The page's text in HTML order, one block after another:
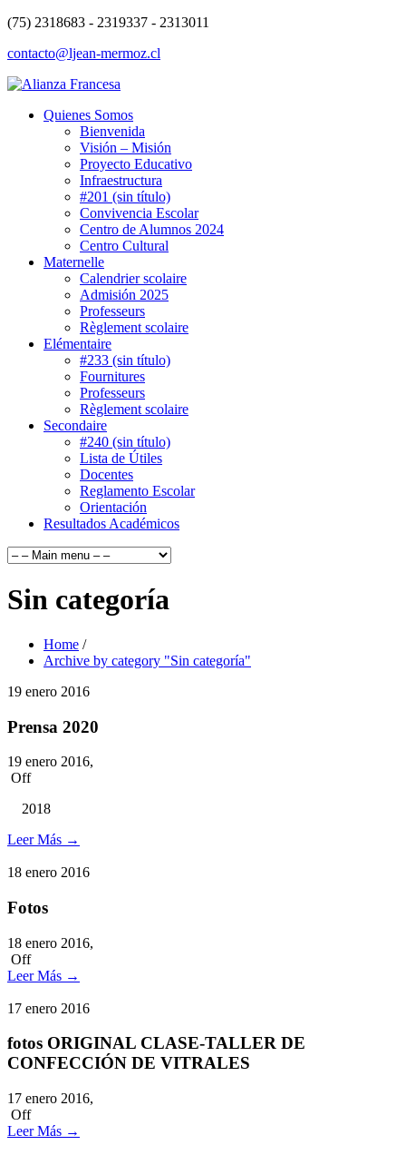
(75) 2318683 - 2319337 - 2313011
contacto@ljean-mermoz.cl
Quienes Somos
Bienvenida
Visión – Misión
Proyecto Educativo
Infraestructura
#201 (sin título)
Convivencia Escolar
Centro de Alumnos 2024
Centro Cultural
Maternelle
Calendrier scolaire
Admisión 2025
Professeurs
Règlement scolaire
Elémentaire
#233 (sin título)
Fournitures
Professeurs
Règlement scolaire
Secondaire
#240 (sin título)
Lista de Útiles
Docentes
Reglamento Escolar
Orientación
Resultados Académicos
Sin categoría
Home /
Archive by category "Sin categoría"
19 enero 2016
Prensa 2020
19 enero 2016,
Off
2018
Leer Más →
18 enero 2016
Fotos
18 enero 2016,
Off
Leer Más →
17 enero 2016
fotos ORIGINAL CLASE-TALLER DE
CONFECCIÓN DE VITRALES
17 enero 2016,
Off
Leer Más →